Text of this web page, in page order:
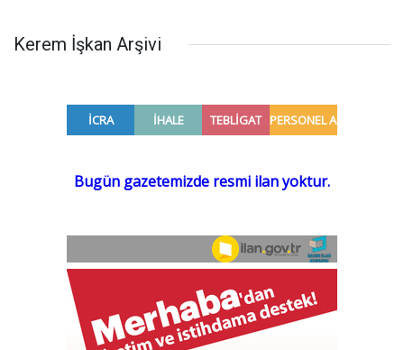
Kerem İşkan Arşivi